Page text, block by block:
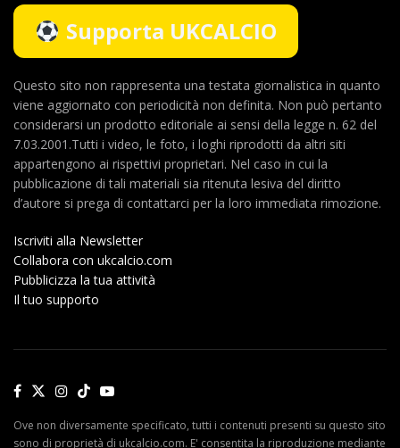
Supporta UKCALCIO
Questo sito non rappresenta una testata giornalistica in quanto
viene aggiornato con periodicità non definita. Non può pertanto
considerarsi un prodotto editoriale ai sensi della legge n. 62 del
7.03.2001.Tutti i video, le foto, i loghi riprodotti da altri siti
appartengono ai rispettivi proprietari. Nel caso in cui la
pubblicazione di tali materiali sia ritenuta lesiva del diritto
d’autore si prega di contattarci per la loro immediata rimozione.
Iscriviti alla Newsletter
Collabora con ukcalcio.com
Pubblicizza la tua attività
Il tuo supporto
Ove non diversamente specificato, tutti i contenuti presenti su questo sito
sono di proprietà di ukcalcio.com. E' consentita la riproduzione mediante